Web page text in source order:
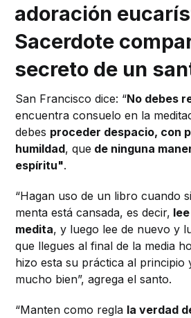
adoración
Sacerdote
secreto de un
San Francisco dice: “No debes
encuentra consuelo en la
debes proceder despacio, con
humildad, que de ninguna
espíritu".
“Hagan uso de un libro cuando
menta está cansada, es decir,
medita, y luego lee de nuevo y
que llegues al final de la media
hizo esta su práctica al principio
mucho bien”, agrega el santo.
“Manten como regla la verdad